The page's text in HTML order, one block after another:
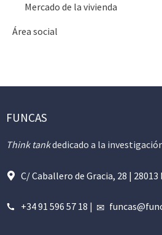
Mercado de la vivienda
Área social
FUNCAS
Think tankdedicado a la
C/ Caballero de Gracia, 28 | 28013
+34 91 596 57 18 |